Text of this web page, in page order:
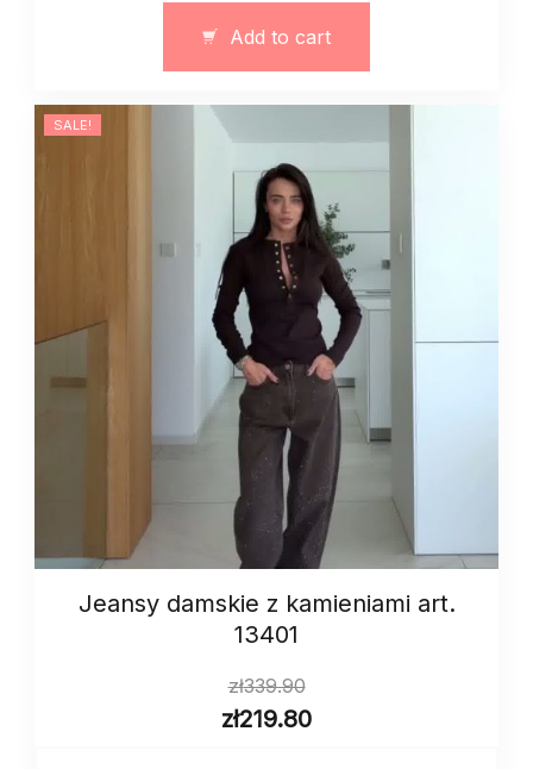
quantity
Add to cart
SALE!
Jeansy damskie z kamieniami art.
13401
zł339.90
zł219.80